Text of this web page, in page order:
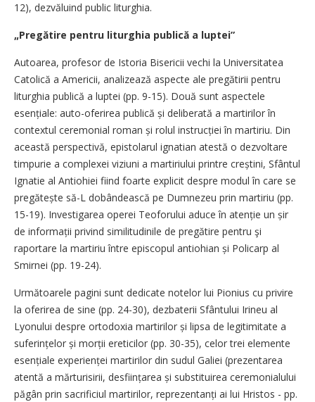
12), dezvăluind public liturghia.
„Pregătire pentru liturghia publică a luptei”
Autoarea, profesor de Istoria Bisericii vechi la Universitatea
Catolică a Americii, analizează aspecte ale pregătirii pentru
liturghia publică a luptei (pp. 9-15). Două sunt aspectele
esențiale: auto-oferirea publică și deliberată a martirilor în
contextul ceremonial roman și rolul instrucției în martiriu. Din
această perspectivă, epistolarul ignatian atestă o dezvoltare
timpurie a complexei viziuni a martiriului printre creștini, Sfântul
Ignatie al Antiohiei fiind foarte explicit despre modul în care se
pregătește să-L dobândească pe Dumnezeu prin martiriu (pp.
15-19). Investigarea operei Teoforului aduce în atenție un șir
de informații privind similitudinile de pregătire pentru şi
raportare la martiriu între episcopul antiohian și Policarp al
Smirnei (pp. 19-24).
Următoarele pagini sunt dedicate notelor lui Pionius cu privire
la oferirea de sine (pp. 24-30), dezbaterii Sfântului Irineu al
Lyonului despre ortodoxia martirilor și lipsa de legitimitate a
suferințelor și morții ereticilor (pp. 30-35), celor trei elemente
esențiale experienței martirilor din sudul Galiei (prezentarea
atentă a mărturisirii, desființarea și substituirea ceremonialului
păgân prin sacrificiul martirilor, reprezen­tanți ai lui Hristos - pp.